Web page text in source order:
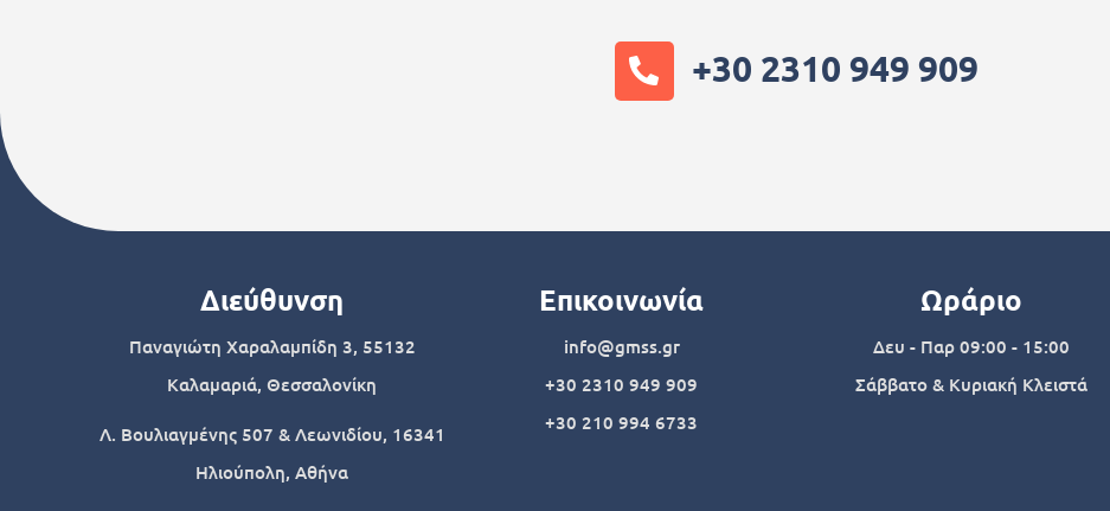
+30 2310 949 909
Διεύθυνση
Παναγιώτη Χαραλαμπίδη 3, 55132
Καλαμαριά, Θεσσαλονίκη
Λ. Βουλιαγμένης 507 & Λεωνιδίου, 16341
Ηλιούπολη, Αθήνα
Επικοινωνία
info@gmss.gr
+30 2310 949 909
+30 210 994 6733
Ωράριο
Δευ - Παρ 09:00 - 15:00
Σάββατο & Κυριακή Κλειστά